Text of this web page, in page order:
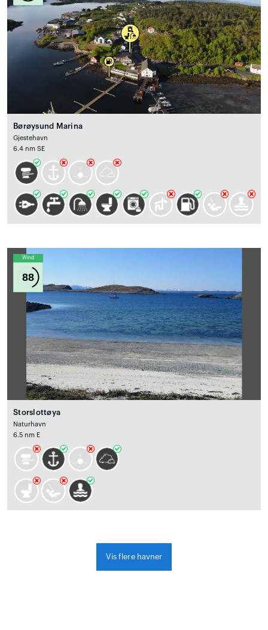
Børøysund Marina
Gjestehavn
6.4 nm SE
Wind
88
Storslottøya
Naturhavn
6.5 nm E
Vis flere havner